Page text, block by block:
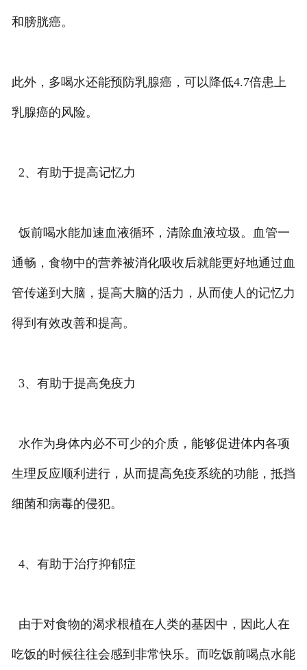
和膀胱癌。
此外，多喝水还能预防乳腺癌，可以降低4.7倍患上
乳腺癌的风险。
2、有助于提高记忆力
饭前喝水能加速血液循环，清除血液垃圾。血管一
通畅，食物中的营养被消化吸收后就能更好地通过血
管传递到大脑，提高大脑的活力，从而使人的记忆力
得到有效改善和提高。
3、有助于提高免疫力
水作为身体内必不可少的介质，能够促进体内各项
生理反应顺利进行，从而提高免疫系统的功能，抵挡
细菌和病毒的侵犯。
4、有助于治疗抑郁症
由于对食物的渴求根植在人类的基因中，因此人在
吃饭的时候往往会感到非常快乐。而吃饭前喝点水能